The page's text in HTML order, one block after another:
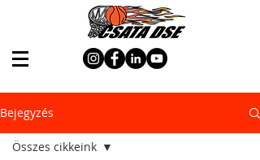
Bejegyzés
Összes cikkeink